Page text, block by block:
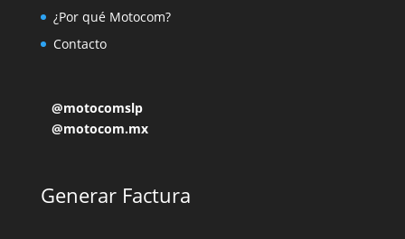
¿Por qué Motocom?
Contacto
@motocomslp
@motocom.mx
Generar Factura